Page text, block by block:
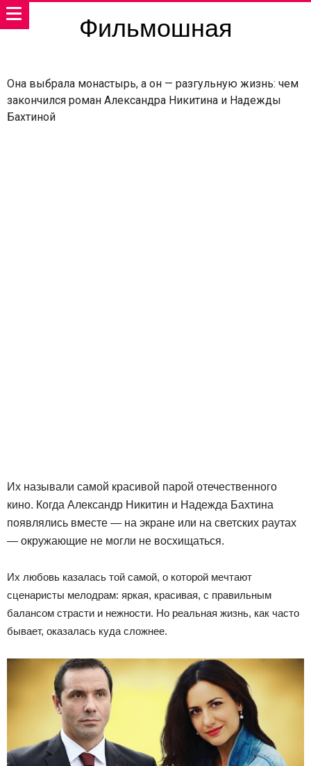
Фильмошная
Она выбрала монастырь, а он — разгульную жизнь: чем
закончился роман Александра Никитина и Надежды
Бахтиной
Их называли самой красивой парой отечественного
кино. Когда Александр Никитин и Надежда Бахтина
появлялись вместе — на экране или на светских раутах
— окружающие не могли не восхищаться.
Их любовь казалась той самой, о которой мечтают
сценаристы мелодрам: яркая, красивая, с правильным
балансом страсти и нежности. Но реальная жизнь, как часто
бывает, оказалась куда сложнее.